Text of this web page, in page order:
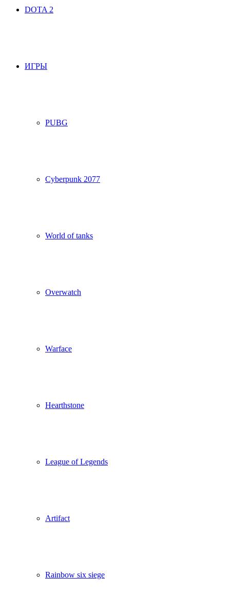
DOTA 2
ИГРЫ
PUBG
Cyberpunk 2077
World of tanks
Overwatch
Warface
Hearthstone
League of Legends
Artifact
Rainbow six siege